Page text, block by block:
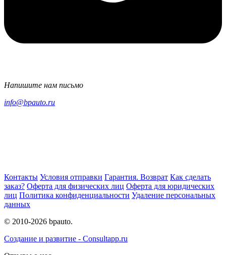
Напишите нам письмо
info@bpauto.ru
Контакты Условия отправки Гарантия. Возврат Как сделать
заказ? Оферта для физических лиц Оферта для юридических
лиц Политика конфиденциальности Удаление персональных
данных
© 2010-2026 bpauto.
Создание и развитие - Consultapp.ru